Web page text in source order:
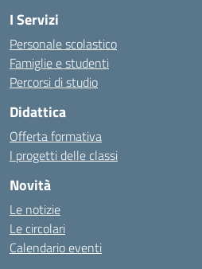
I Servizi
Personale scolastico
Famiglie e studenti
Percorsi di studio
Didattica
Offerta formativa
I progetti delle classi
Novità
Le notizie
Le circolari
Calendario eventi